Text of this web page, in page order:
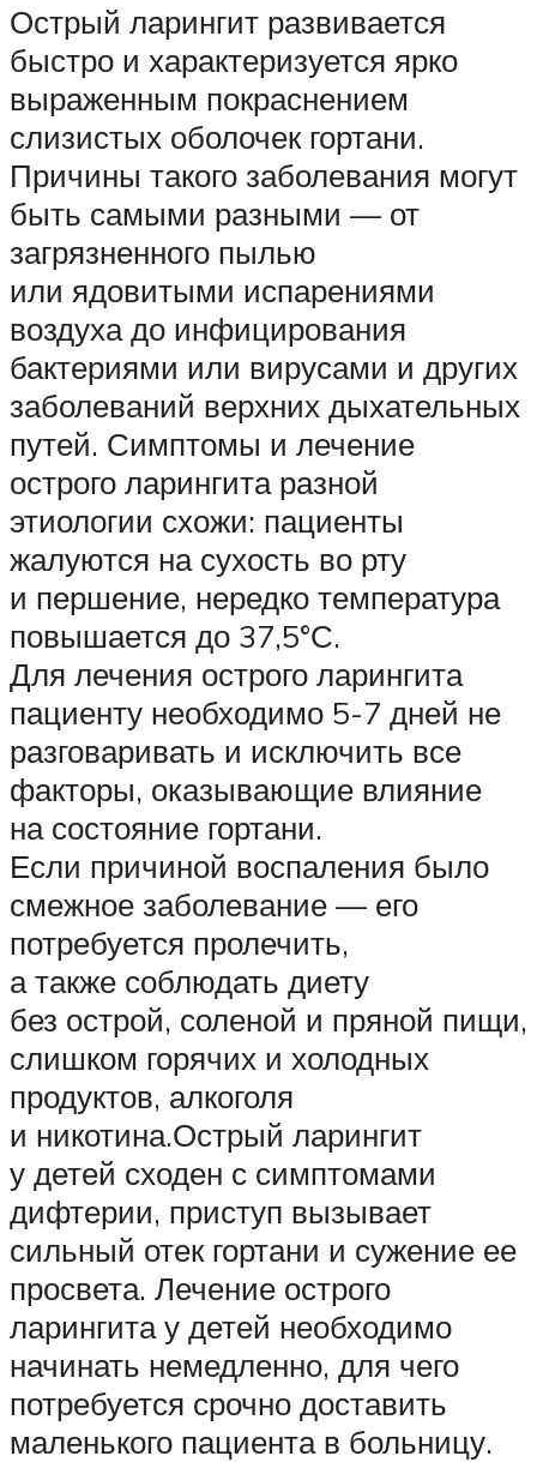
Острый ларингит развивается
быстро и характеризуется ярко
выраженным покраснением
слизистых оболочек гортани.
Причины такого заболевания могут
быть самыми разными — от
загрязненного пылью
или ядовитыми испарениями
воздуха до инфицирования
бактериями или вирусами и других
заболеваний верхних дыхательных
путей. Симптомы и лечение
острого ларингита разной
этиологии схожи: пациенты
жалуются на сухость во рту
и першение, нередко температура
повышается до 37,5°С.
Для лечения острого ларингита
пациенту необходимо 5-7 дней не
разговаривать и исключить все
факторы, оказывающие влияние
на состояние гортани.
Если причиной воспаления было
смежное заболевание — его
потребуется пролечить,
а также соблюдать диету
без острой, соленой и пряной пищи,
слишком горячих и холодных
продуктов, алкоголя
и никотина.Острый ларингит
у детей сходен с симптомами
дифтерии, приступ вызывает
сильный отек гортани и сужение ее
просвета. Лечение острого
ларингита у детей необходимо
начинать немедленно, для чего
потребуется срочно доставить
маленького пациента в больницу.